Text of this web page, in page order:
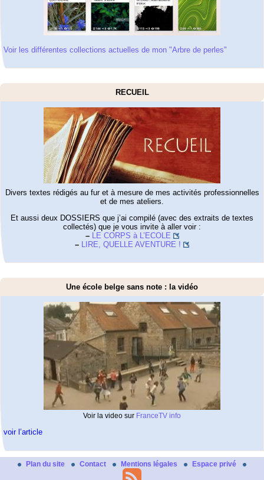
Voir les différentes collections actuelles de mon "Arbre de perles"
RECUEIL
Divers textes rédigés au fur et à mesure de mes activités professionnelles
et de mes ateliers.
Et aussi deux DOSSIERS que j’ai compilé (avec des extraits de textes
collectés) que je vous invite à aller voir :
–
LE CORPS à L’ECOLE
–
LIRE, QUELLE AVENTURE !
Une école belge sans note : la vidéo
Voir la video sur FranceTV info
voir l’article
Plan du site Contact Mentions légales Espace privé